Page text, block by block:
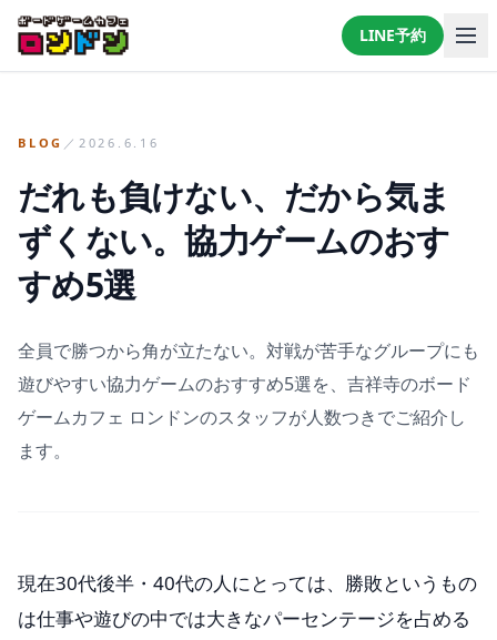
LINE予約
BLOG ／ 2026.6.16
だれも負けない、だから気ま
ずくない。協力ゲームのおす
すめ5選
全員で勝つから角が立たない。対戦が苦手なグループにも
遊びやすい協力ゲームのおすすめ5選を、吉祥寺のボード
ゲームカフェ ロンドンのスタッフが人数つきでご紹介し
ます。
現在30代後半・40代の人にとっては、勝敗というもの
は仕事や遊びの中では大きなパーセンテージを占める